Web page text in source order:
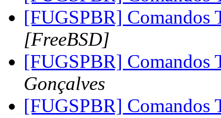
[FUGSPBR] Comandos
[FreeBSD]
[FUGSPBR] Comandos
Gonçalves
[FUGSPBR] Comandos